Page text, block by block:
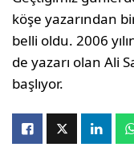
köşe yazarından
belli oldu. 2006
de yazarı olan Ali
başlıyor.